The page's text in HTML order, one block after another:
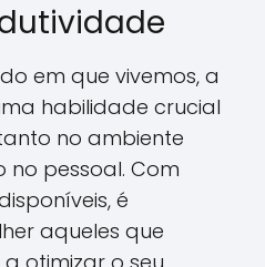
em que vivemos, a
habilidade crucial
no ambiente
no pessoal. Com
é
aqueles que